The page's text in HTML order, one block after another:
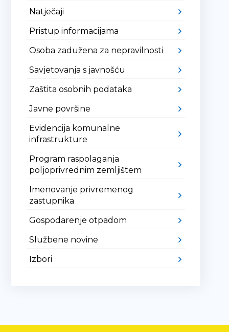
Natječaji
Pristup informacijama
Osoba zadužena za nepravilnosti
Savjetovanja s javnošću
Zaštita osobnih podataka
Javne površine
Evidencija komunalne
infrastrukture
Program raspolaganja
poljoprivrednim zemljištem
Imenovanje privremenog
zastupnika
Gospodarenje otpadom
Službene novine
Izbori